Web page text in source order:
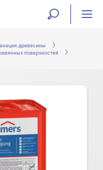
open
form
древесины
поверхностей